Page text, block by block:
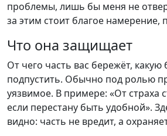
проблемы, лишь бы меня не
за этим стоит благое намерение,
Что она защищает
От чего часть вас бережёт, какую
подпустить. Обычно под ролью
уязвимое. В примере: «От страха
если перестану быть удобной».
видно: часть не вредит, а